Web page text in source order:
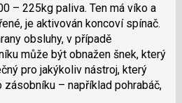
– 225kg paliva. Ten má víko a
je aktivován koncoví spínač.
obsluhy, v případě
může být obnažen šnek, který
pro jakýkoliv nástroj, který
zásobníku – například pohrabáč,